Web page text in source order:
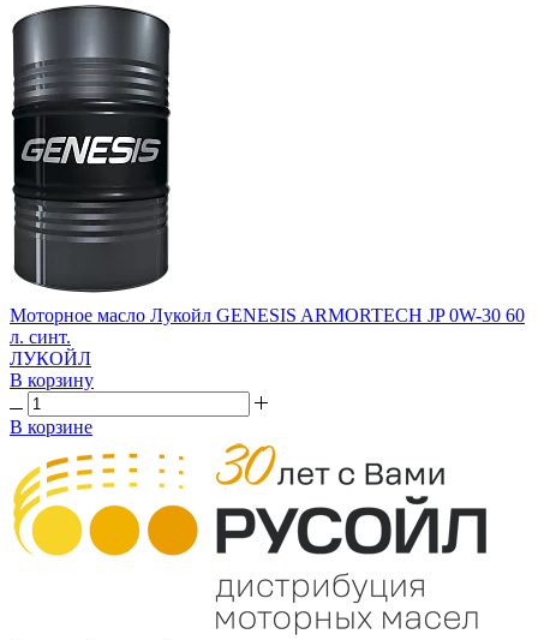
Моторное масло Лукойл GENESIS ARMORTECH JP 0W-30 60
л. синт.
ЛУКОЙЛ
В корзину
В корзине